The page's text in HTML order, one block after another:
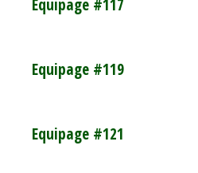
Equipage #117
Equipage #119
Equipage #121